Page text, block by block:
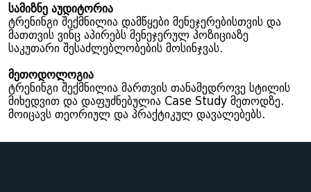
სამიზნე აუდიტორია
ტრენინგი შექმნილია დამწყები მენეჯერებისთვის და
მათთვის ვინც აპირებს მენეჯერულ პოზიციაზე
საკუთარი შესაძლებლობების მოსინჯვას.
მეთოდოლოგია
ტრენინგი შექმნილია მართვის თანამედროვე სტილის
მიხედვით და დაფუძნებულია Case Study მეთოდზე.
მოიცავს თეორიულ და პრაქტიკულ დავალებებს.